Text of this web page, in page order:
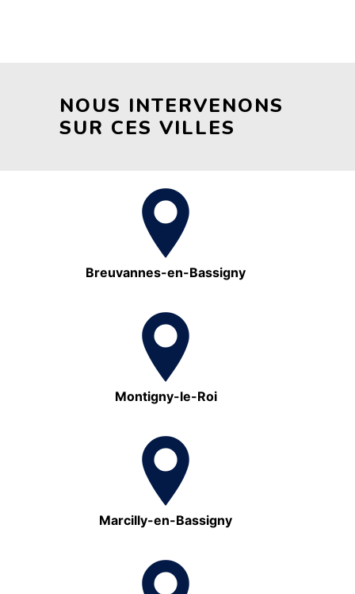
NOUS INTERVENONS
SUR CES VILLES
Breuvannes-en-Bassigny
Montigny-le-Roi
Marcilly-en-Bassigny